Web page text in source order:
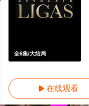
全6集/大结局
 在线观看